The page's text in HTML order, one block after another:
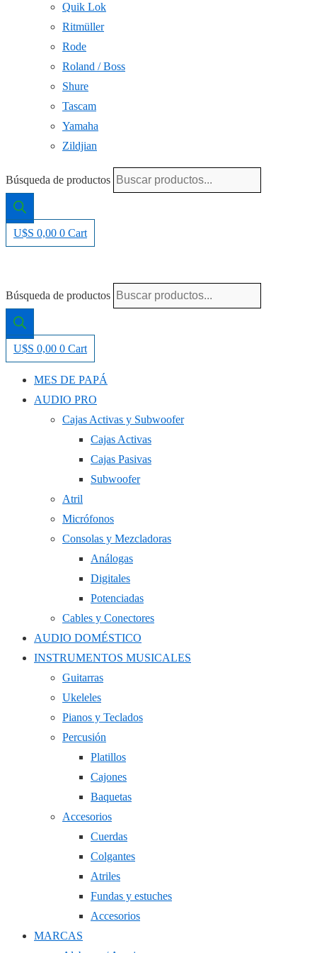
Quik Lok
Ritmüller
Rode
Roland / Boss
Shure
Tascam
Yamaha
Zildjian
Búsqueda de productos
U$S 0,00 0 Cart
Búsqueda de productos
U$S 0,00 0 Cart
MES DE PAPÁ
AUDIO PRO
Cajas Activas y Subwoofer
Cajas Activas
Cajas Pasivas
Subwoofer
Atril
Micrófonos
Consolas y Mezcladoras
Análogas
Digitales
Potenciadas
Cables y Conectores
AUDIO DOMÉSTICO
INSTRUMENTOS MUSICALES
Guitarras
Ukeleles
Pianos y Teclados
Percusión
Platillos
Cajones
Baquetas
Accesorios
Cuerdas
Colgantes
Atriles
Fundas y estuches
Accesorios
MARCAS